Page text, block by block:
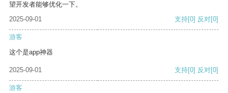
望开发者能够优化一下。
2025-09-01
支持[0] 反对[0]
游客
这个是app神器
2025-09-01 支持[0] 反对[0]
游客